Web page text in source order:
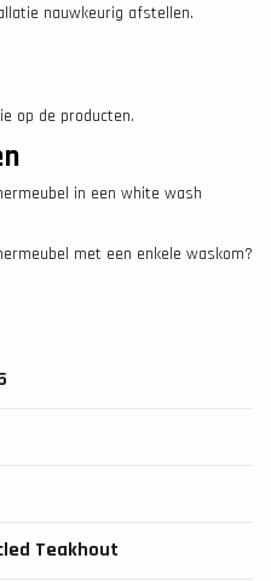
nauwkeurig afstellen.
op de producten.
in een white wash
met een enkele waskom?
Teakhout